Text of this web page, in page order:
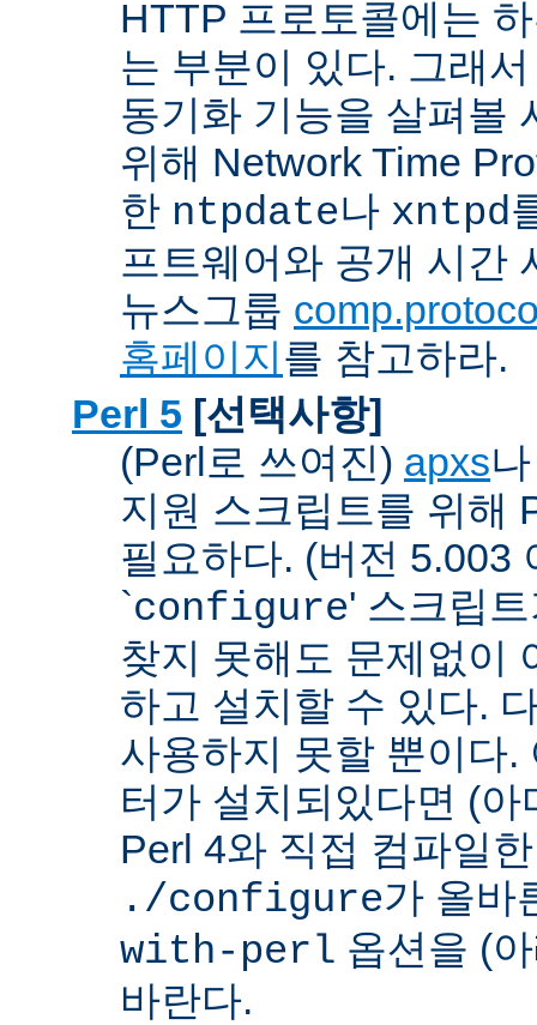
HTTP 프로토콜에는
는 부분이 있다. 그래
동기화 기능을 살펴볼
위해 Network Time
한 ntpdate나 xntpd
프트웨어와 공개 시간
뉴스그룹
홈페이지를 참고하라.
Perl 5 [선택사항]
(Perl로 쓰여진) apxs
지원 스크립트를 위해
필요하다. (버전 5.003
`configure' 스크립
찾지 못해도 문제없이
하고 설치할 수 있다.
사용하지 못할 뿐이다.
터가 설치되있다면 (
Perl 4와 직접 컴파일
./configure가 올바
with-perl 옵션을 (
바란다.